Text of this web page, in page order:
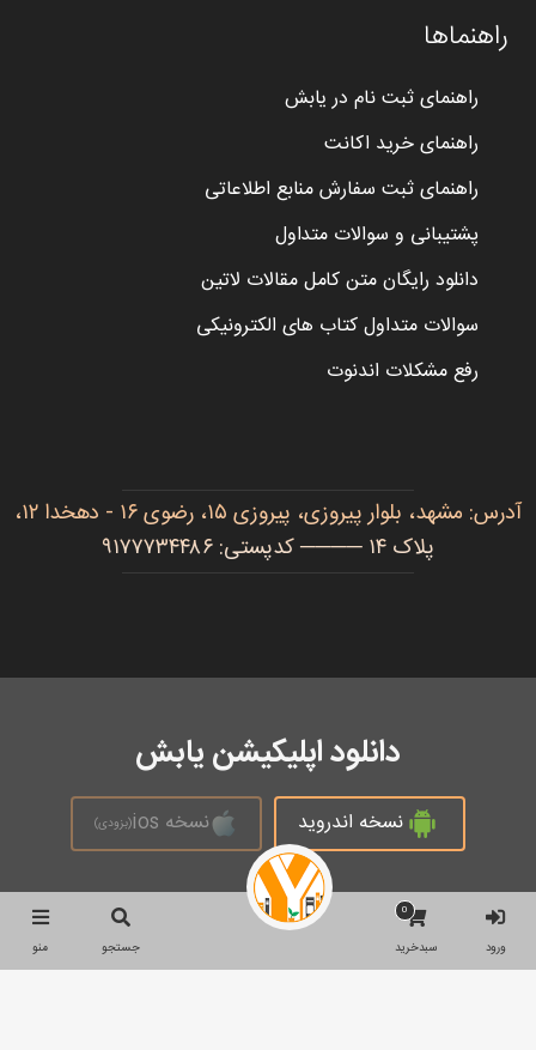
راهنماها
راهنمای ثبت نام در یابش
راهنمای خرید اکانت
راهنمای ثبت سفارش منابع اطلاعاتی
پشتیبانی و سوالات متداول
دانلود رایگان متن کامل مقالات لاتین
سوالات متداول کتاب های الکترونیکی
رفع مشکلات اندنوت
ورود
0
سبدخرید جستجو منو
آدرس: مشهد، بلوار پیروزی، پیروزی ۱۵، رضوی ۱۶ - دهخدا ۱۲،
پلاک ۱۴ ──── کدپستی: ۹۱۷۷۷۳۴۴۸۶
دانلود اپلیکیشن یابش
نسخه اندروید نسخه ios (بزودی)
تمام حقوق محفوظ است © 2026